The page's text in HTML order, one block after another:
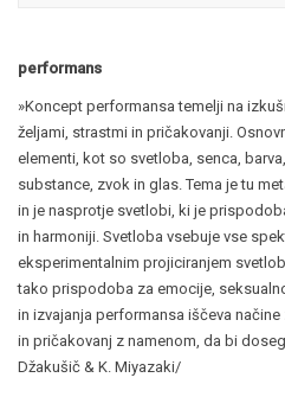
performans
»Koncept performansa temelji na
željami, strastmi in pričakovanji.
elementi, kot so svetloba, senca,
substance, zvok in glas. Tema je tu
in je nasprotje svetlobi, ki je
in harmoniji. Svetloba vsebuje vse
eksperimentalnim projiciranjem
tako prispodoba za emocije,
in izvajanja performansa iščeva
in pričakovanj z namenom, da bi
Džakušič & K. Miyazaki/